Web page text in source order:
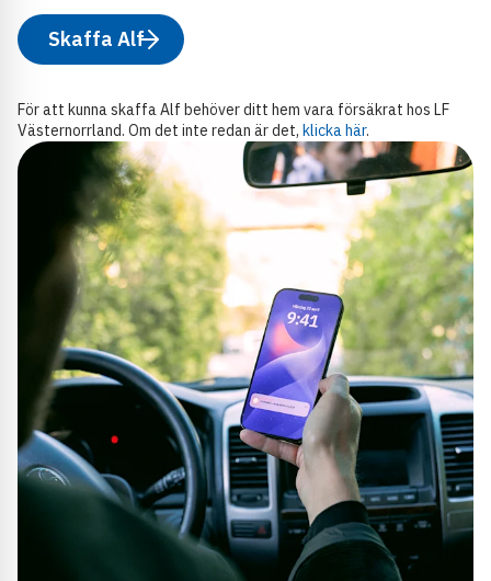
Skaffa Alf
För att kunna skaffa Alf behöver ditt hem vara försäkrat hos LF
Västernorrland. Om det inte redan är det, klicka här.